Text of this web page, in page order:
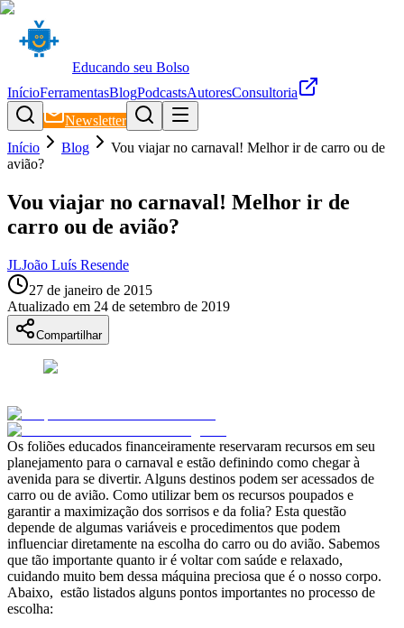
Educando seu Bolso
InícioFerramentasBlogPodcastsAutoresConsultoria
Newsletter
Início
Blog
Vou viajar no carnaval! Melhor ir de carro ou de
avião?
Vou viajar no carnaval! Melhor ir de
carro ou de avião?
JLJoão Luís Resende
27 de janeiro de 2015
Atualizado em 24 de setembro de 2019
Compartilhar
Os foliões educados financeiramente reservaram recursos em seu
planejamento para o carnaval e estão definindo como chegar à
avenida para se divertir. Alguns destinos podem ser acessados de
carro ou de avião. Como utilizar bem os recursos poupados e
garantir a maximização dos sorrisos e da folia? Esta questão
depende de algumas variáveis e procedimentos que podem
influenciar diretamente na escolha do carro ou do avião. Sabemos
que tão importante quanto ir é voltar com saúde e relaxado,
cuidando muito bem dessa máquina preciosa que é o nosso corpo.
Abaixo, estão listados alguns pontos importantes no processo de
escolha: